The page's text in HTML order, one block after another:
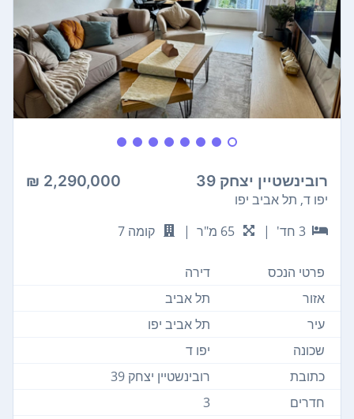
רובינשטיין יצחק 39 2,290,000 ₪
יפו ד, תל אביב יפו
3 חד'
| 65 מ"ר | קומה 7
פרטי הנכס
דירה
אזור
תל אביב
עיר
תל אביב יפו
שכונה
יפו ד
כתובת
רובינשטיין יצחק 39
חדרים
3